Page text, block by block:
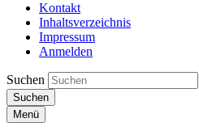
Kontakt
Inhaltsverzeichnis
Impressum
Anmelden
Suchen
Suchen
Menü